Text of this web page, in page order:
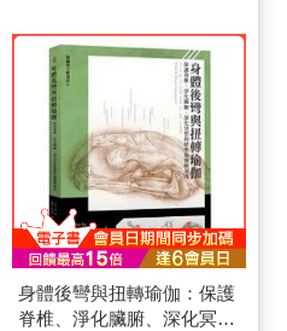
身體後彎與扭轉瑜伽：保護
脊椎、淨化臟腑、深化冥想